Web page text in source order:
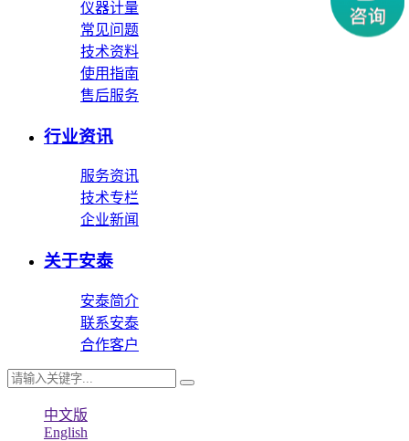
仪器计量
常见问题
技术资料
使用指南
售后服务
行业资讯
服务资讯
技术专栏
企业新闻
关于安泰
安泰简介
联系安泰
合作客户
中文版
English